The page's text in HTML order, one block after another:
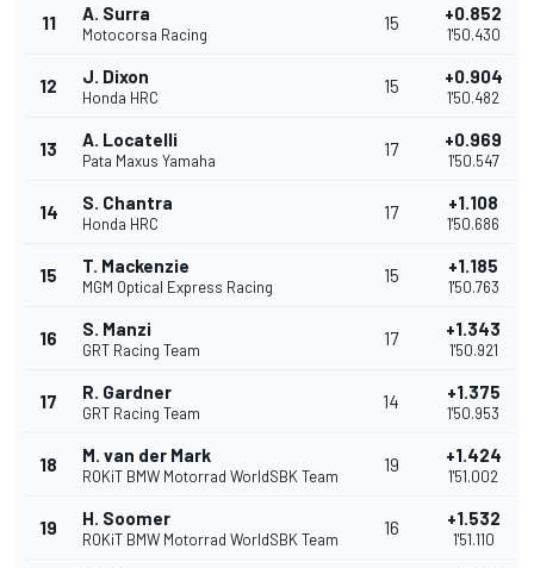
11 A. Surra
Motocorsa Racing
15 +0.852
1'50.430
12 J. Dixon
Honda HRC
15 +0.904
1'50.482
13 A. Locatelli
Pata Maxus Yamaha
17 +0.969
1'50.547
14 S. Chantra
Honda HRC
17 +1.108
1'50.686
15 T. Mackenzie
MGM Optical Express Racing
15 +1.185
1'50.763
16 S. Manzi
GRT Racing Team
17 +1.343
1'50.921
17 R. Gardner
GRT Racing Team
14 +1.375
1'50.953
18 M. van der Mark
ROKiT BMW Motorrad WorldSBK Team
19 +1.424
1'51.002
19 H. Soomer
ROKiT BMW Motorrad WorldSBK Team
16 +1.532
1'51.110